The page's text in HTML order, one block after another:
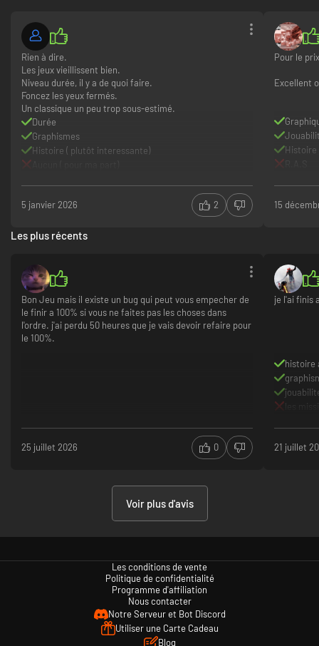
Rien à dire.
Les jeux vieillissent bien.
Niveau durée, il y a de quoi faire.
Foncez les yeux fermés.
Un classique un peu trop sous-estimé.
Durée
Graphismes
Histoire ( plutôt interessante)
5 janvier 2026 2
Pour le
Excellent
Histoire
15
Les plus récents
Bon Jeu mais il existe un bug qui peut vous empecher de
le finir a 100% si vous ne faites pas les choses dans
l'ordre. j'ai perdu 50 heures que je vais devoir refaire pour
le 100%.
25 juillet 2026 0
je l'ai finis
histoire
21 juillet
Voir plus d'avis
Les conditions de vente
Politique de confidentialité
Programme d'affiliation
Nous contacter
Notre Serveur et Bot Discord
Utiliser une Carte Cadeau
Blog